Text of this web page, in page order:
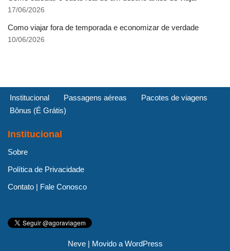
17/06/2026
Como viajar fora de temporada e economizar de verdade
10/06/2026
Institucional Passagens aéreas
Pacotes de viagens
Bônus (É Grátis)
Institucional
Sobre
Política de Privacidade
Contato | Fale Conosco
Neve| Movido a WordPress